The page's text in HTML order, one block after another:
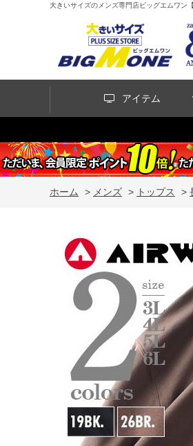
大きいサイズのメンズ専門店ビッグエムワン
アイテム
ホーム > メンズ > トップス >